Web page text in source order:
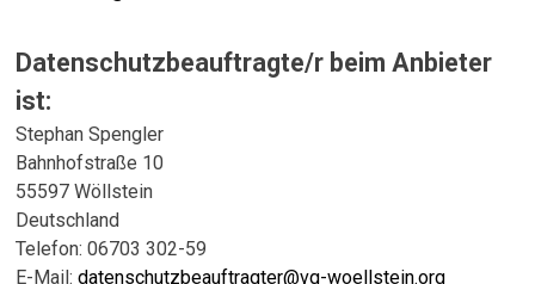
Datenschutzbeauftragte/r beim Anbieter
ist:
Stephan Spengler
Bahnhofstraße 10
55597 Wöllstein
Deutschland
Telefon: 06703 302-59
E-Mail: datenschutzbeauftragter@vg-woellstein.org